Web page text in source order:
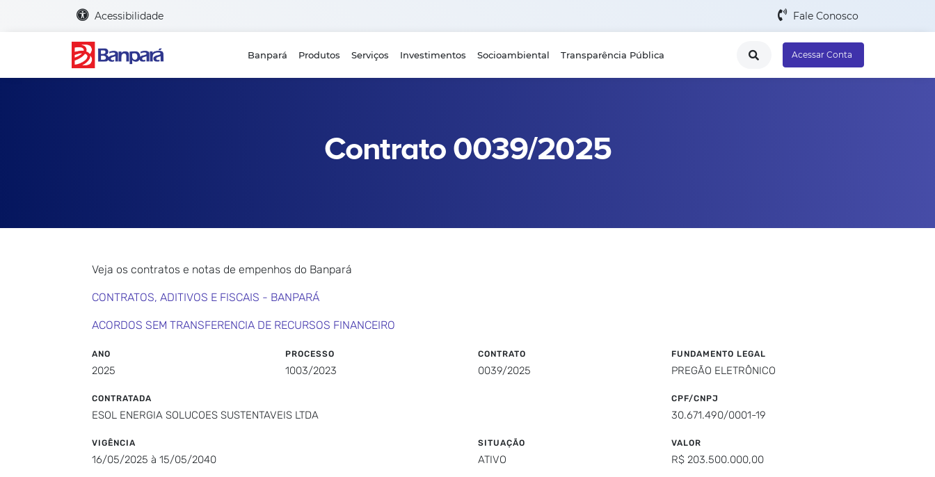
Acessibilidade Fale Conosco
Banpará Produtos Serviços Investimentos Socioambiental Transparência Pública Acessar Conta
Contrato 0039/2025
Veja os contratos e notas de empenhos do Banpará
CONTRATOS, ADITIVOS E FISCAIS - BANPARÁ
ACORDOS SEM TRANSFERENCIA DE RECURSOS FINANCEIRO
ANO
2025
PROCESSO
1003/2023
CONTRATO
0039/2025
FUNDAMENTO LEGAL
PREGÃO ELETRÔNICO
CONTRATADA
ESOL ENERGIA SOLUCOES SUSTENTAVEIS LTDA
CPF/CNPJ
30.671.490/0001-19
VIGÊNCIA
16/05/2025 à 15/05/2040
SITUAÇÃO
ATIVO
VALOR
R$ 203.500.000,00